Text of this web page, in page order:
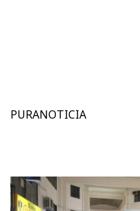
PURANOTICIA